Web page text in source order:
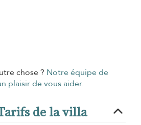
chose ? Notre équipe de
plaisir de vous aider.
de la villa